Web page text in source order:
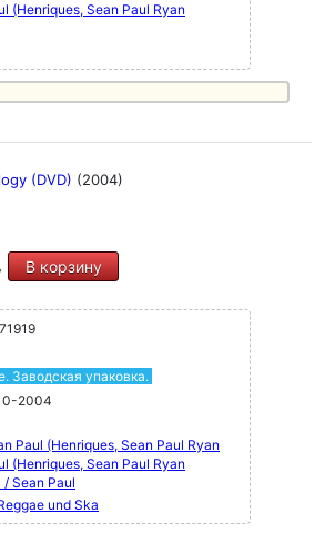
(Henriques, Sean Paul Ryan
(DVD) (2004)
В корзину
Заводская упаковка.
2004
Paul (Henriques, Sean Paul Ryan
(Henriques, Sean Paul Ryan
/ Sean Paul
und Ska